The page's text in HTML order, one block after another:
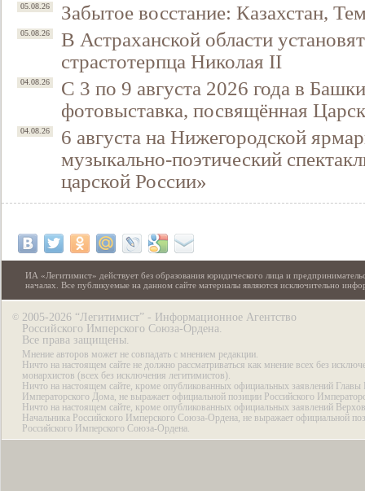
05.08.26 Забытое восстание: Казахстан,
05.08.26
В Астраханской области
страстотерпца Николая II
04.08.26
С 3 по 9 августа 2026 года в
фотовыставка, посвящённая
04.08.26
6 августа на Нижегородской
музыкально-поэтический
царской России»
ИА «Легитимист» действует без образования юридического лица и
началах. Все публикуемые на данном сайте материалы являются исключительно
© 2005-2026 “Легитимист” - Информационное Агентство
Российского Имперского Союза-Ордена.
Все права защищены.
Мнение авторов может не совпадать с мнением редакции.
Ничто на настоящем сайте не должно рассматриваться как мнение всех без
монархистов (всех без исключения легитимистов).
Ничто на настоящем сайте, кроме опубликованных официальных заявлений Главы
Императорского Дома, не выражает официальной позиции Российского
Ничто на настоящем сайте, кроме опубликованных официальных заявлений
Начальника Российского Имперского Союза-Ордена, не выражает официальной
Российского Имперского Союза-Ордена.